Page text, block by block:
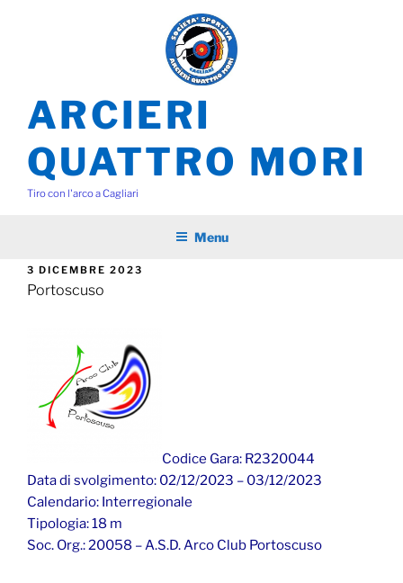
ARCIERI
QUATTRO MORI
Tiro con l'arco a Cagliari
Menu
PUBBLICATO
IL
3 DICEMBRE 2023
Portoscuso
Codice Gara: R2320044
Data di svolgimento: 02/12/2023 – 03/12/2023
Calendario: Interregionale
Tipologia:18 m
Soc. Org.:20058 – A.S.D. Arco Club Portoscuso